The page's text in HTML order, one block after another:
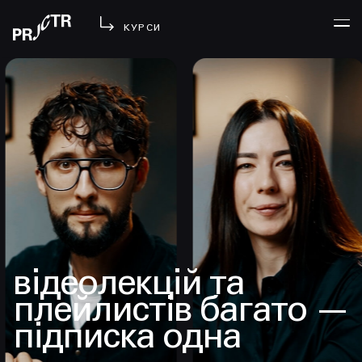
КУРСИ
МЕНЮ
у проджі
бібліотека
менторство
lezo
блог
вийти
відеолекцій та
плейлистів багато —
підписка одна